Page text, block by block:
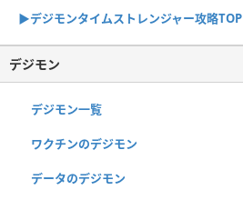
▶︎デジモンタイムストレンジャー攻略TOP
デジモン
デジモン一覧
ワクチンのデジモン
データのデジモン